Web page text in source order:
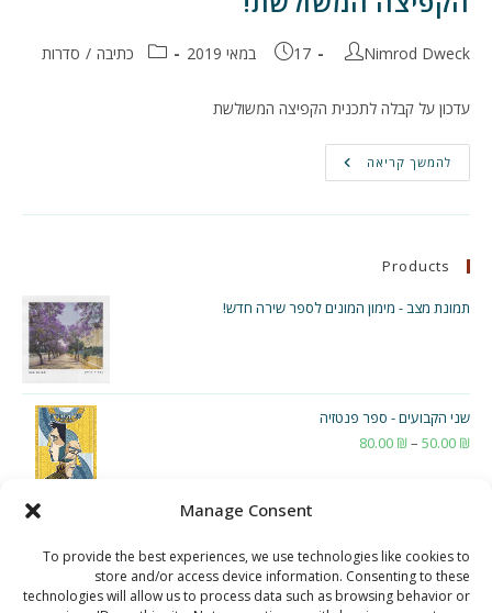
Manage Consent
To provide the best experiences, we use technologies like cookies to
store and/or access device information. Consenting to these
technologies will allow us to process data such as browsing behavior or
מחבר:
Nimrod Dweck פורסם:
17 במאי 2019 קטגוריה:כתיבה / סדרות
עדכון על קבלה לתכנית הקפיצה המשולשת
להמשך קריאה הקפיצה
המשולשת!
Products
תמונת מצב - מימון המונים לספר שירה חדש!
שני הקבועים - ספר פנטזיה
50.00 ₪
–
80.00 ₪